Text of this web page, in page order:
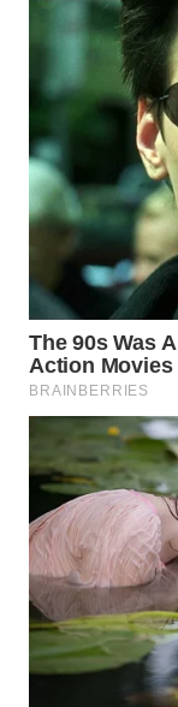
WN
TANGERANG
BINJAI
WN
CIREBON
WN
INDRAMAYU
WN
KUNINGAN
WN
MAJALENGKA
WN
SUBANG
WN
SUKABUMI